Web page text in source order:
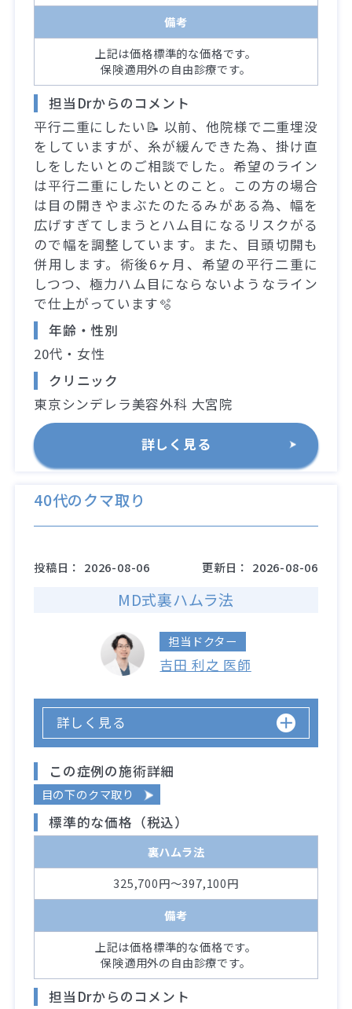
備考
上記は価格標準的な価格です。
保険適用外の自由診療です。
担当Drからのコメント
平行二重にしたい📝 以前、他院様で二重埋没
をしていますが、糸が緩んできた為、掛け直
しをしたいとのご相談でした。希望のライン
は平行二重にしたいとのこと。この方の場合
は目の開きやまぶたのたるみがある為、幅を
広げすぎてしまうとハム目になるリスクがる
ので幅を調整しています。また、目頭切開も
併用します。術後6ヶ月、希望の平行二重に
しつつ、極力ハム目にならないようなライン
で仕上がっています🫧
年齢・性別
20代・女性
クリニック
東京シンデレラ美容外科 大宮院
詳しく見る
40代のクマ取り
投稿日： 2026-08-06 更新日： 2026-08-06
MD式裏ハムラ法
担当ドクター
吉田 利之 医師
詳しく見る
この症例の施術詳細
目の下のクマ取り
標準的な価格（税込）
裏ハムラ法
325,700円～397,100円
備考
上記は価格標準的な価格です。
保険適用外の自由診療です。
担当Drからのコメント